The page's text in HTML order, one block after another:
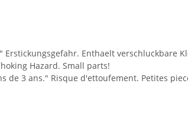
Enthaelt verschluckbare
Hazard. Small parts!
de 3 ans." Risque d'ettoufement. Petites